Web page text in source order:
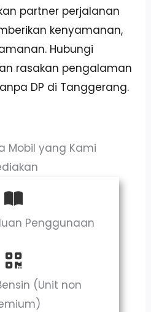
partner perjalanan
kenyamanan,
Hubungi
rasakan pengalaman
DP di Tanggerang.
Mobil yang Kami
Penggunaan
(Unit non